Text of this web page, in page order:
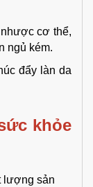
cơ thể,
ngủ kém.
đẩy làn da
khỏe
lượng sản